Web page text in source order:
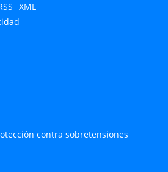
XML
contra sobretensiones